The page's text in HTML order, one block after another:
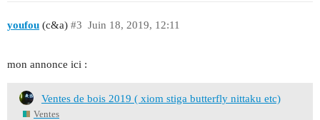
youfou (c&a) Juin 18, 2019, 12:11
#3
mon annonce ici :
Ventes de bois 2019 ( xiom stiga butterfly nittaku etc)
Ventes